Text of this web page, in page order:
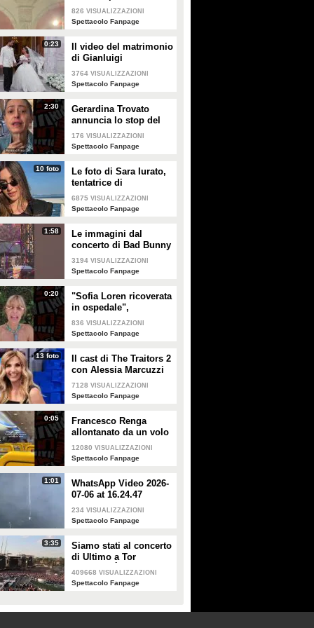
intitolato al padre
Enrico
826 VISUALIZZAZIONI
Spettacolo Fanpage
0:23
Il video del matrimonio
di Gianluigi
Donnarumma e Alessia
Elefante
3764 VISUALIZZAZIONI
Spettacolo Fanpage
2:30
Gerardina Trovato
annuncia lo stop del
tour per problemi di
salute
176 VISUALIZZAZIONI
Spettacolo Fanpage
10 foto
Le foto di Sara Iurato,
tentatrice di
Temptation Island 2026
6875 VISUALIZZAZIONI
Spettacolo Fanpage
1:58
Le immagini dal
concerto di Bad Bunny
a Milano
3194 VISUALIZZAZIONI
Spettacolo Fanpage
0:20
"Sofia Loren ricoverata
in ospedale",
Alessandra Mussolini
smentisce: "È serena e
836 VISUALIZZAZIONI
Spettacolo Fanpage
13 foto
Il cast di The Traitors 2
con Alessia Marcuzzi
7128 VISUALIZZAZIONI
Spettacolo Fanpage
0:05
Francesco Renga
allontanato da un volo
Ryanair dopo una
discussione con gli
12080 VISUALIZZAZIONI
Spettacolo Fanpage
1:01
WhatsApp Video 2026-
07-06 at 16.24.47
234 VISUALIZZAZIONI
Spettacolo Fanpage
3:35
Siamo stati al concerto
di Ultimo a Tor
Vergata: "È il giorno
che aspettavo, questa è
409668 VISUALIZZAZIONI
Spettacolo Fanpage